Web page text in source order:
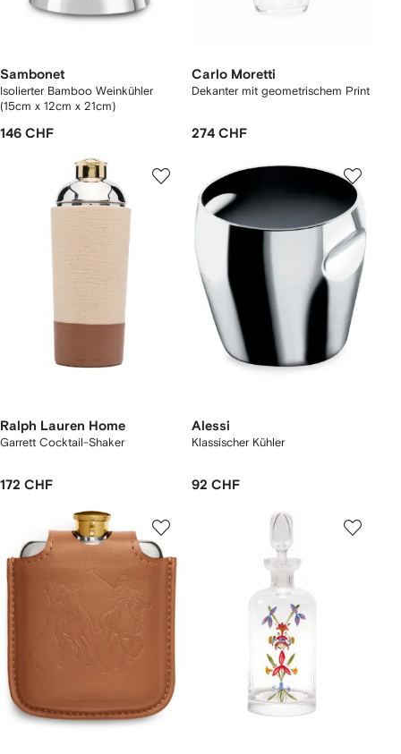
Sambonet
Isolierter Bamboo Weinkühler
(15cm x 12cm x 21cm)
146 CHF
Carlo Moretti
Dekanter mit geometrischem Print
274 CHF
Ralph Lauren Home
Garrett Cocktail-Shaker
172 CHF
Alessi
Klassischer Kühler
92 CHF